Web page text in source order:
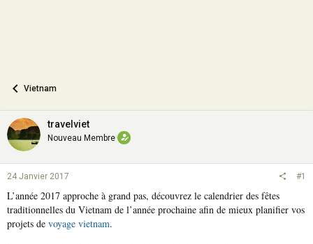
Vietnam
travelviet
Nouveau Membre
24 Janvier 2017 #1
L’année 2017 approche à grand pas, découvrez le calendrier des fêtes
traditionnelles du Vietnam de l’année prochaine afin de mieux planifier vos
projets de voyage vietnam.